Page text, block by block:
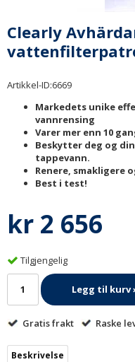
Clearly
Artikkel-ID:6669
Markedets unike
vannrensing
Varer mer enn 10
Beskytter deg og
tappevann.
Renere, smakligere
Best i test!
kr 2 656
Tilgjengelig
Legg til kurv
Gratis frakt Raske
Beskrivelse